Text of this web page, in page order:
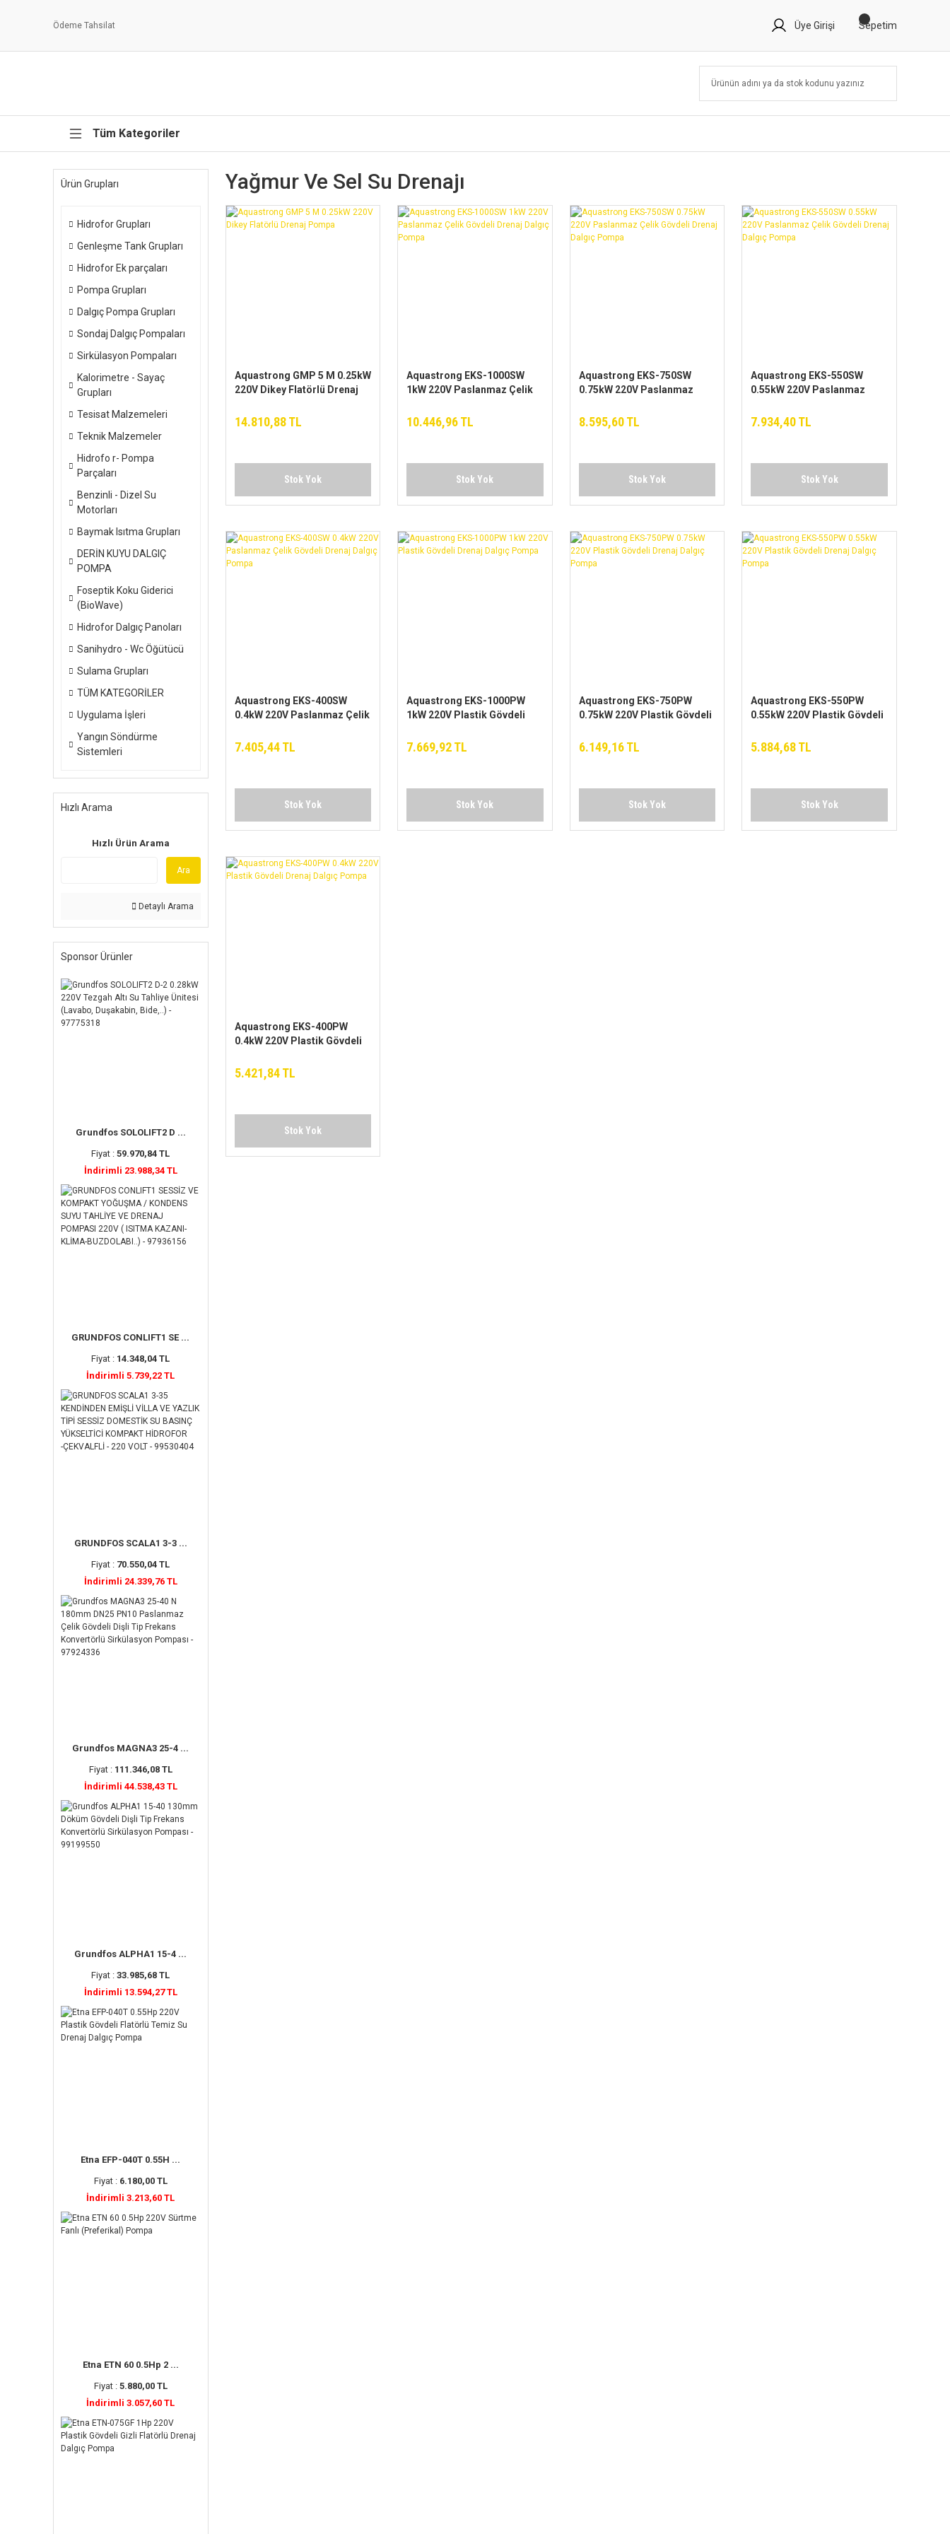
Ödeme Tahsilat Üye Girişi Sepetim
Tüm Kategoriler
Ürün Grupları
Hidrofor Grupları
Genleşme Tank Grupları
Hidrofor Ek parçaları
Pompa Grupları
Dalgıç Pompa Grupları
Sondaj Dalgıç Pompaları
Sirkülasyon Pompaları
Kalorimetre - Sayaç
Grupları
Tesisat Malzemeleri
Teknik Malzemeler
Hidrofo r- Pompa
Parçaları
Benzinli - Dizel Su
Motorları
Baymak Isıtma Grupları
DERİN KUYU DALGIÇ
POMPA
Foseptik Koku Giderici
(BioWave)
Hidrofor Dalgıç Panoları
Sanihydro - Wc Öğütücü
Sulama Grupları
TÜM KATEGORİLER
Uygulama İşleri
Yangın Söndürme
Sistemleri
Hızlı Arama
Hızlı Ürün Arama
Ara
Detaylı Arama
Sponsor Ürünler
Grundfos SOLOLIFT2 D ...
Fiyat :59.970,84 TL
İndirimli 23.988,34 TL
GRUNDFOS CONLIFT1 SE ...
Fiyat : 14.348,04 TL
İndirimli 5.739,22 TL
GRUNDFOS SCALA1 3-3 ...
Fiyat : 70.550,04 TL
İndirimli 24.339,76 TL
Grundfos MAGNA3 25-4 ...
Fiyat : 111.346,08 TL
İndirimli 44.538,43 TL
Grundfos ALPHA1 15-4 ...
Fiyat :33.985,68 TL
İndirimli 13.594,27 TL
Etna EFP-040T 0.55H ...
Fiyat : 6.180,00 TL
İndirimli 3.213,60 TL
Etna ETN 60 0.5Hp 2 ...
Fiyat : 5.880,00 TL
İndirimli 3.057,60 TL
Yağmur Ve Sel Su Drenajı
Aquastrong GMP 5 M 0.25kW
220V Dikey Flatörlü Drenaj
14.810,88 TL
Stok Yok
Aquastrong EKS-1000SW
1kW 220V Paslanmaz Çelik
Pompa
10.446,96 TL
Stok Yok
Aquastrong EKS-750SW
0.75kW 220V Paslanmaz
Pompa
8.595,60 TL
Stok Yok
Aquastrong EKS-550SW
0.55kW 220V Paslanmaz
Pompa
7.934,40 TL
Stok Yok
Aquastrong EKS-400SW
0.4kW 220V Paslanmaz Çelik
Pompa
7.405,44 TL
Stok Yok
Aquastrong EKS-1000PW
1kW 220V Plastik Gövdeli
7.669,92 TL
Stok Yok
Aquastrong EKS-750PW
0.75kW 220V Plastik Gövdeli
6.149,16 TL
Stok Yok
Aquastrong EKS-550PW
0.55kW 220V Plastik Gövdeli
5.884,68 TL
Stok Yok
Aquastrong EKS-400PW
0.4kW 220V Plastik Gövdeli
5.421,84 TL
Stok Yok